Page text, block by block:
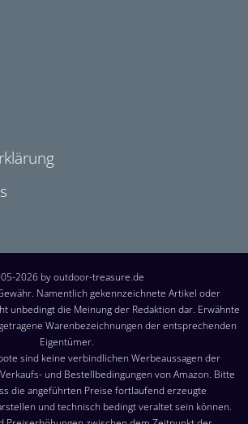
2026 by outdoor-treasure.de
Namentlich gekennzeichnete Artikel oder
unbedingt die Meinung der Redaktion dar. Erwähnte
Warenbezeichnungen der entsprechenden
Eigentümer.
sind keine verbindlichen Werbeaussagen der
und Bestellbedingungen von Amazon. Bitte
die angeführten Preise fortlaufend erzeugte
und technisch bedingt veraltet sein können.